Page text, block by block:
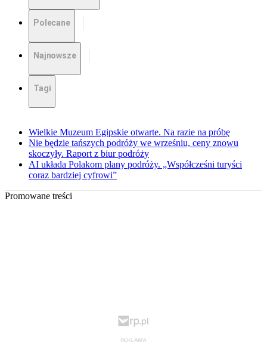
Polecane
Najnowsze
Tagi
Wielkie Muzeum Egipskie otwarte. Na razie na próbę
Nie będzie tańszych podróży we wrześniu, ceny znowu
skoczyły. Raport z biur podróży
AI układa Polakom plany podróży. „Współcześni turyści
coraz bardziej cyfrowi”
Promowane treści